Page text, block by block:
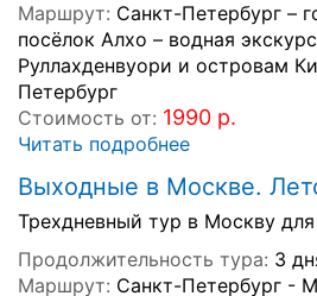
Маршрут: Санкт-Петербург –
посёлок Алхо – водная
Руллахденвуори и островам
Петербург
Стоимость от: 1990 р.
Читать подробнее
Выходные в Москве.
Трехдневный тур в Москву
Продолжительность тура: 3
Маршрут: Санкт-Петербург -